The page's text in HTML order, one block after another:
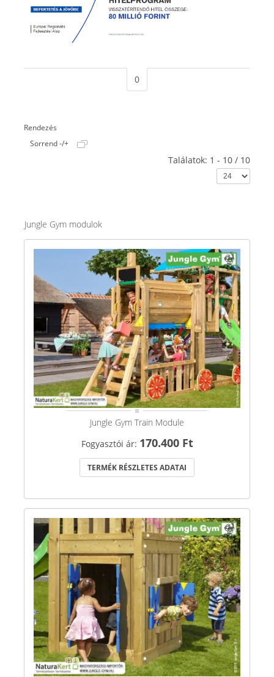
0
Rendezés
Sorrend -/+
Találatok: 1 - 10 / 10
Jungle Gym modulok
Jungle Gym Train Module
Fogyasztói ár: 170.400 Ft
TERMÉK RÉSZLETES ADATAI